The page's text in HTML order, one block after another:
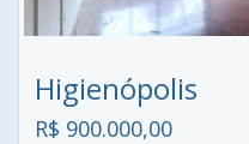
Higienópolis
R$ 900.000,00